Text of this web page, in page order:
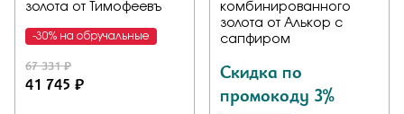
золота от Тимофеевъ
-30% на обручальные
67 331 ₽
41 745 ₽
комбинированного
золота от Алькор с
сапфиром
Скидка по
промокоду 3%